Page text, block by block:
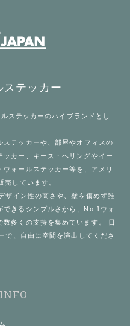
テッカー
ステッカーのハイブランドとし
ステッカーや、部屋やオフィスの
カー、キース・ヘリングやイー
ォールステッカー等を、アメリ
売しています。
ザイン性の高さや、壁を傷めず誰
できるシンプルさから、No.1 ウォ
数多くの支持を集めています。 日
で、自由に空間を演出してくださ